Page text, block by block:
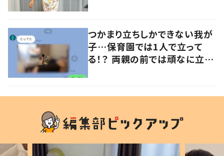
つかまり立ちしかできない我が
子…保育園では1人で立って
る！？ 両親の前では頑なに立た